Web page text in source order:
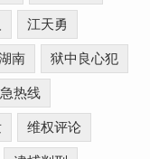
江天勇
南 狱中良心犯
热线
维权评论